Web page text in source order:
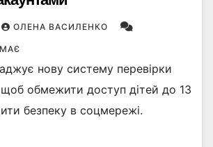
ОЛЕНА ВАСИЛЕНКО
нову систему перевірки
щоб обмежити доступ дітей до 13
безпеку в соцмережі.